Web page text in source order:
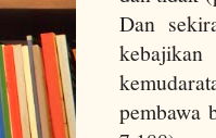
Dan
pembawa